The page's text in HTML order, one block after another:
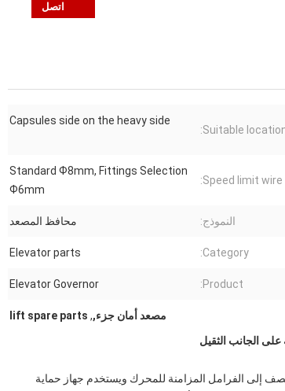
اتصل
Suitable
Capsules side on the heavy side
Speed limit wire
Standard Ф8mm, Fittings Selection
Ф6mm
النموذج: محافظ المصعد
Category:
Elevator parts
Product:
Elevator Governor
مصعد أمان جزء,,
lift spare parts
إلى الفرامل المزامنة للمحرك ويستخدم جهاز حماية